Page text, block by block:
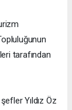
tarafından
Yıldız Öz